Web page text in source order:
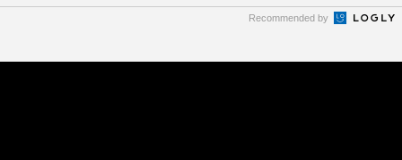
Recommended by